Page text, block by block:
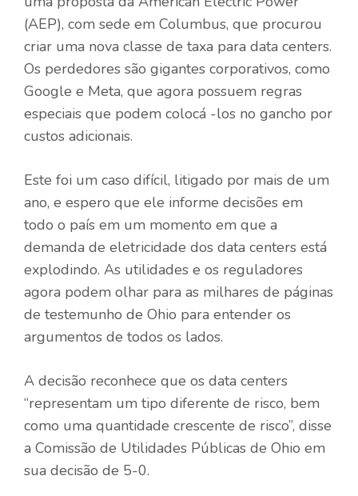
(AEP), com sede em Columbus, que procurou
criar uma nova classe de taxa para data centers.
Os perdedores são gigantes corporativos, como
Google e Meta, que agora possuem regras
especiais que podem colocá -los no gancho por
custos adicionais.
Este foi um caso difícil, litigado por mais de um
ano, e espero que ele informe decisões em
todo o país em um momento em que a
demanda de eletricidade dos data centers está
explodindo. As utilidades e os reguladores
agora podem olhar para as milhares de páginas
de testemunho de Ohio para entender os
argumentos de todos os lados.
A decisão reconhece que os data centers
“representam um tipo diferente de risco, bem
como uma quantidade crescente de risco”, disse
a Comissão de Utilidades Públicas de Ohio em
sua decisão de 5-0.